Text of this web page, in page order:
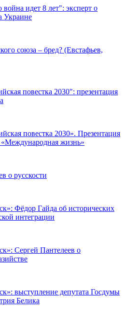
идет 8 лет": эксперт о
Украине
союза – бред? (Евстафьев,
повестка 2030": презентация
повестка 2030». Презентация
жизнь»
о русскости
Фёдор Гайда об исторических
интеграции
Сергей Пантелеев о
выступление депутата Госдумы
Белика